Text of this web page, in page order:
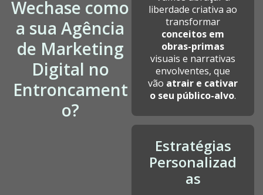
Wechase como
a sua Agência
de Marketing
Digital no
Entroncament
o?
liberdade criativa ao
transformar
conceitos em
obras-primas
visuais e narrativas
envolventes, que
vão atrair e cativar
o seu público-alvo.
Estratégias
Personalizad
as